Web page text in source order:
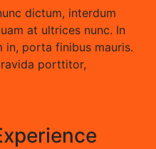
dictum, interdum
at ultrices nunc. In
in, porta finibus mauris.
porttitor,